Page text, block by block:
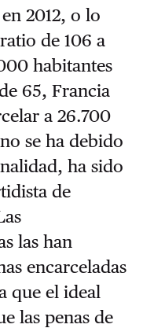
2012, o lo
de 106 a
habitantes
65, Francia
a 26.700
se ha debido
ha sido
de
las han
encarceladas
que el ideal
las penas de